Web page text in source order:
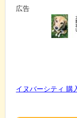
広告
イヌバーシティ 購